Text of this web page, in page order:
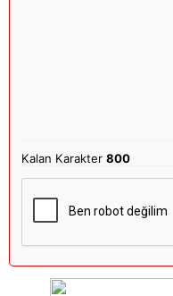
Kalan Karakter800